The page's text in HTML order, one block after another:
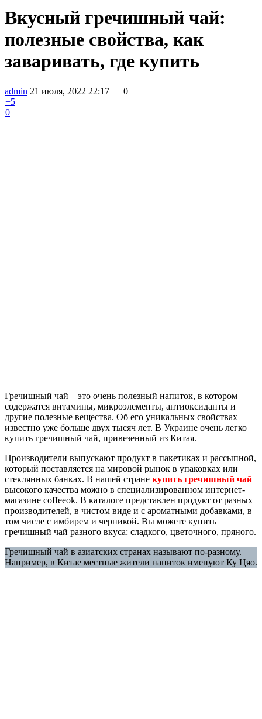
Вкусный гречишный чай:
полезные свойства, как
заваривать, где купить
admin 21 июля, 2022 22:17
0
+5
0
Гречишный чай – это очень полезный напиток, в котором
содержатся витамины, микроэлементы, антиоксиданты и
другие полезные вещества. Об его уникальных свойствах
известно уже больше двух тысяч лет. В Украине очень легко
купить гречишный чай, привезенный из Китая.
Производители выпускают продукт в пакетиках и рассыпной,
который поставляется на мировой рынок в упаковках или
стеклянных банках. В нашей стране купить гречишный чай
высокого качества можно в специализированном интернет-
магазине coffeeok. В каталоге представлен продукт от разных
производителей, в чистом виде и с ароматными добавками, в
том числе с имбирем и черникой. Вы можете купить
гречишный чай разного вкуса: сладкого, цветочного, пряного.
Гречишный чай в азиатских странах называют по-разному.
Например, в Китае местные жители напиток именуют Ку Цяо.